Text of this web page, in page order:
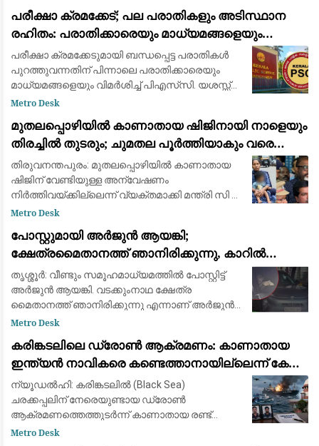
നിർബന്ധമാക്കാനുള്ള കേന്ദ്ര തീരുമാ
പരീക്ഷാ ക്രമക്കേട്; പല പരാതികളും അടിസ്ഥാന
രഹിതം: പരാതിക്കാരെയും മാധ്യമങ്ങളെയും
വിമര്‍ശിച്ച് പിഎസ്‌സി
പരീക്ഷാ ക്രമക്കേടുമായി ബന്ധപ്പെട്ട പരാതികള്‍
പുറത്തുവന്നതിന് പിന്നാലെ പരാതിക്കാരെയും
മാധ്യമങ്ങളെയും വിമര്‍ശിച്ച് പിഎസ്‌സി. യശസ്സ്
കളങ്കപ്പെടുത്താന്‍ ബോധപൂര്‍വ്വം
Metro Desk
മുതലപ്പൊഴിയിൽ കാണാതായ ഷിജിനായി നാളെയും
തിരച്ചിൽ തുടരും; ചുമതല പൂർത്തിയാകും വരെ
തീരത്തുണ്ടാകുമെന്ന് മന്ത്രി സി.പി. ജോൺ
തിരുവനന്തപുരം: മുതലപ്പൊഴിയില്‍ കാണാതായ
ഷിജിന് വേണ്ടിയുള്ള അന്വേഷണം
നിര്‍ത്തിവയ്ക്കില്ലെന്ന് വ്യക്തമാക്കി മന്ത്രി സി പി
ജോണ്‍. ഇത് സംബന്ധിച്ച വിവരങ്ങള്‍ കുടുംബത്തെ
Metro Desk
പോസ്റ്റുമായി അർജുൻ ആയങ്കി;
ക്ഷേത്രമൈതാനത്ത് ഞാനിരിക്കുന്നു, കാറിൽ
പാലിയേക്കര ടോൾ പ്ലാസ കടക്കുന്ന ദൃശ്യം
പുറത്ത്: സഹോദരനും ഭാര്യയും കസ്റ്റഡിയിൽ
തൃശ്ശൂർ: വീണ്ടും സമൂഹമാധ്യമത്തിൽ പോസ്റ്റിട്ട്
അർജുൻ ആയങ്കി. വടക്കുംനാഥ ക്ഷേത്ര
മൈതാനത്ത് ഞാനിരിക്കുന്നു എന്നാണ് അർജുൻ
ആയങ്കി സമൂഹമാധ്യമത്തിൽ പോസ്റ്റ്
കാറിൽ പാല
Metro Desk
കരിങ്കടലിലെ ഡ്രോൺ ആക്രമണം: കാണാതായ
ഇന്ത്യൻ നാവികരെ കണ്ടെത്താനായില്ലെന്ന് കേന്ദ്ര
സർക്കാർ
ന്യൂഡൽഹി: കരിങ്കടലിൽ (Black Sea)
ചരക്കപ്പലിന് നേരെയുണ്ടായ ഡ്രോൺ
ആക്രമണത്തെത്തുടർന്ന് കാണാതായ രണ്ട്
ഇന്ത്യൻ നാവികരെ കണ്ടെത്താൻ
Metro Desk